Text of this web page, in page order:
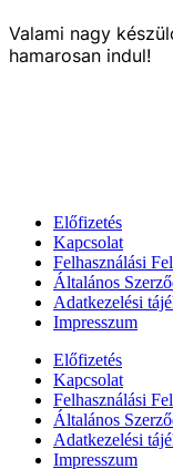
Valami nagy
hamarosan indul!
Előfizetés
Kapcsolat
Felhasználási
Általános
Adatkezelési
Impresszum
Előfizetés
Kapcsolat
Felhasználási
Általános
Adatkezelési
Impresszum